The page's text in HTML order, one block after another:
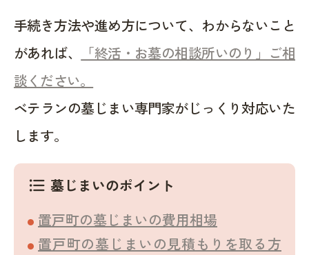
手続き方法や進め方について、わからないこと
があれば、
「終活・お墓の相談所いのり」ご相
談ください。
ベテランの墓じまい専門家がじっくり対応いた
します。
format_list_bulleted 墓じまいのポイント
置戸町の墓じまいの費用相場
置戸町の墓じまいの見積もりを取る方